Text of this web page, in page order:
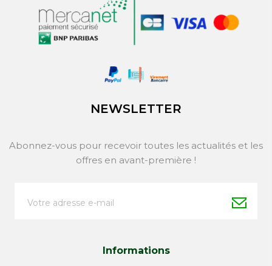
NEWSLETTER
Abonnez-vous pour recevoir toutes les actualités et les
offres en avant-première !
Informations